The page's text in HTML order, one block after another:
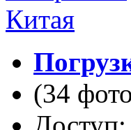
(34